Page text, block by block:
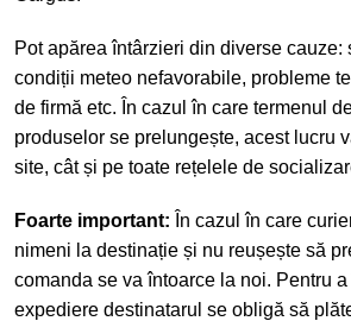
Pot apărea întârzieri din diverse cauze:
condiții meteo nefavorabile, probleme
de firmă etc. În cazul în care termenul
produselor se prelungește, acest lucru
site, cât și pe toate rețelele de
Foarte important: În cazul în care
nimeni la destinație și nu reușește să
comanda se va întoarce la noi. Pentru
expediere destinatarul se obligă să